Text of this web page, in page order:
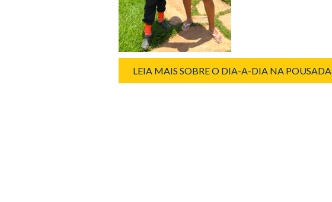
LEIA MAIS SOBRE O DIA-A-DIA NA POUSADA